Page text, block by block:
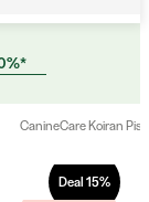
CanineCare Koiran
Deal 15%